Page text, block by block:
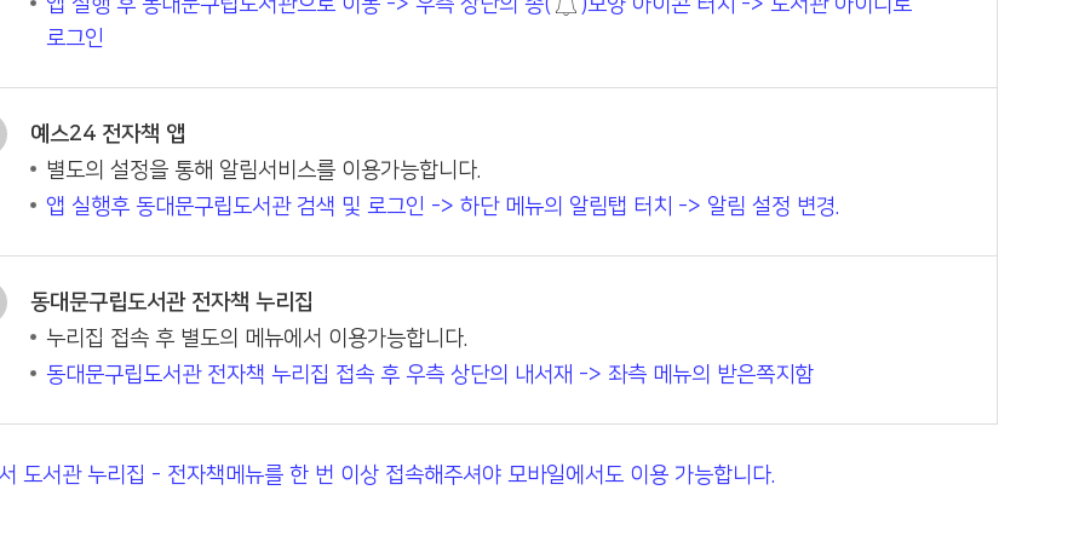
앱 실행 후 동대문구립도서관으로 이동 -> 우측 상단의 종(
)모양 아이콘 터치 -> 도서관 아이디로
로그인
예스24 전자책 앱
별도의 설정을 통해 알림서비스를 이용가능합니다.
앱 실행후 동대문구립도서관 검색 및 로그인 -> 하단 메뉴의 알림탭 터치 -> 알림 설정 변경.
동대문구립도서관 전자책 누리집
누리집 접속 후 별도의 메뉴에서 이용가능합니다.
동대문구립도서관 전자책 누리집 접속 후 우측 상단의 내서재 -> 좌측 메뉴의 받은쪽지함
도서관 누리집 - 전자책메뉴를 한 번 이상 접속해주셔야 모바일에서도 이용 가능합니다.